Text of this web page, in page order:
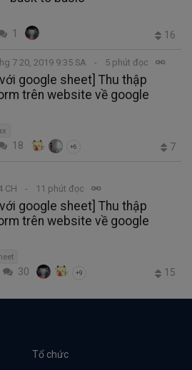
1 16
7 20, 2019 9:35 SA 5 phút đọc
google sheet] Thu thập
trên website về google
18 +6 7
CH
11 phút đọc
google sheet] Thu thập
trên website về google
30 +9 15
Tổ chức